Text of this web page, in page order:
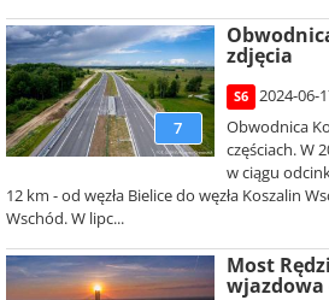
7
zdjęcia
S6
2024-06-
Obwodnica
częściach. W
w ciągu
12 km - od węzła Bielice do węzła Koszalin
Wschód. W lipc...
Most
wjazdowa